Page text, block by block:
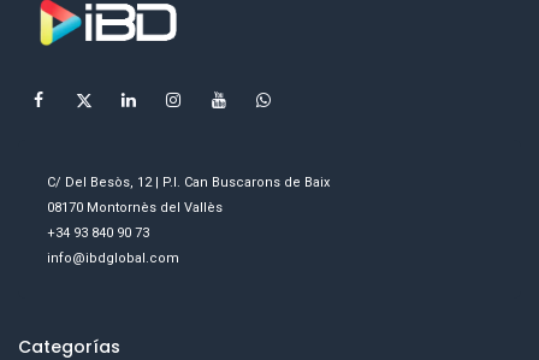
C/ Del Besòs, 12 | P.I. Can Buscarons de Baix
08170 Montornès del Vallès
+34 93 840 90 73
info@ibdglobal.com
Categorías